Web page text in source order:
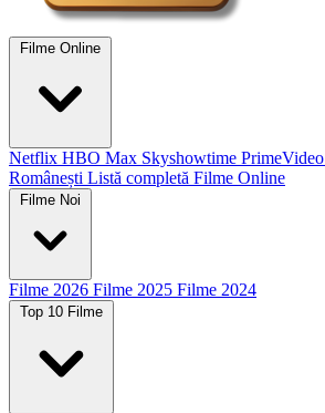
Filme Online
Netflix HBO Max Skyshowtime PrimeVideo
Românești Listă completă Filme Online
Filme Noi
Filme 2026 Filme 2025 Filme 2024
Top 10 Filme